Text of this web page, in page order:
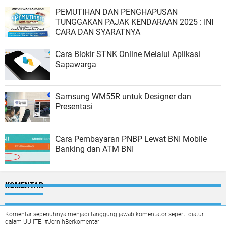
PEMUTIHAN DAN PENGHAPUSAN
TUNGGAKAN PAJAK KENDARAAN 2025 : INI
CARA DAN SYARATNYA
Cara Blokir STNK Online Melalui Aplikasi
Sapawarga
Samsung WM55R untuk Designer dan
Presentasi
Cara Pembayaran PNBP Lewat BNI Mobile
Banking dan ATM BNI
KOMENTAR
Komentar sepenuhnya menjadi tanggung jawab komentator seperti diatur
dalam UU ITE. #JernihBerkomentar